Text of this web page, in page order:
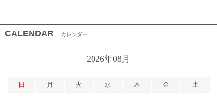
CALENDAR カレンダー
2026年08月
日 月 火 水 木 金 土